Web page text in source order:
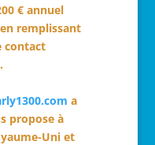
€ annuel
remplissant
contact
a
propose à
Uni et